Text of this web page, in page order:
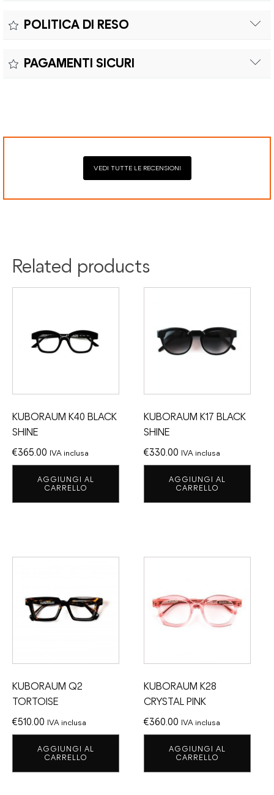
Colore:
conforme alle direttive vigenti. La garanzia copre eventuali
sostituzioni senza costi aggiuntivi.
POLITICA DI RESO
spedizione e oneri doganali a carico del cliente.
PAGAMENTI SICURI
VEDI TUTTE LE RECENSIONI
Related products
KUBORAUM K40 BLACK
SHINE
€365.00 IVA inclusa
AGGIUNGI AL
CARRELLO
KUBORAUM K17 BLACK
SHINE
€330.00 IVA inclusa
AGGIUNGI AL
CARRELLO
KUBORAUM Q2
TORTOISE
€510.00 IVA inclusa
AGGIUNGI AL
CARRELLO
KUBORAUM K28
CRYSTAL PINK
€360.00 IVA inclusa
AGGIUNGI AL
CARRELLO